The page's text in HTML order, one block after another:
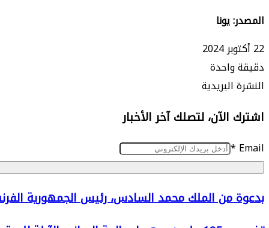
المصدر: يونا
22 أكتوبر 2024
دقيقة واحدة
فيسبوك
ماسنجر
ماسنجر
واتساب
تيلقرام
مشاركة
البريد
طباعة
النشرة البريدية
اشترك الآن، لتصلك آخر الأخبار
Email
*
بدعوة
بدعوة من الملك محمد السادس، رئيس الجمهورية